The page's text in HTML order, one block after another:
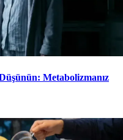
Metabolizmanız